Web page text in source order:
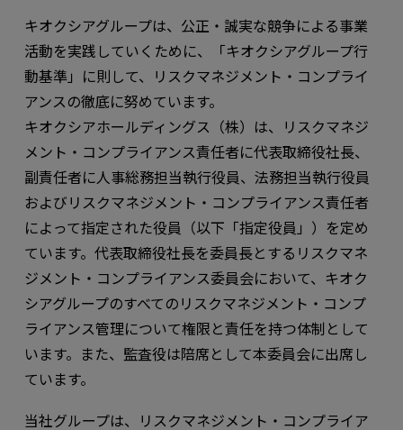
キオクシアグループは、公正・誠実な競争による事業
活動を実践していくために、「キオクシアグループ行
動基準」に則して、リスクマネジメント・コンプライ
アンスの徹底に努めています。
キオクシアホールディングス（株）は、リスクマネジ
メント・コンプライアンス責任者に代表取締役社長、
副責任者に人事総務担当執行役員、法務担当執行役員
およびリスクマネジメント・コンプライアンス責任者
によって指定された役員（以下「指定役員」）を定め
ています。代表取締役社長を委員長とするリスクマネ
ジメント・コンプライアンス委員会において、キオク
シアグループのすべてのリスクマネジメント・コンプ
ライアンス管理について権限と責任を持つ体制として
います。また、監査役は陪席として本委員会に出席し
ています。
当社グループは、リスクマネジメント・コンプライア